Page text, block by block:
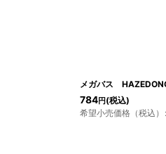
メガバス
784円(税込)
希望小売価格（税込） :